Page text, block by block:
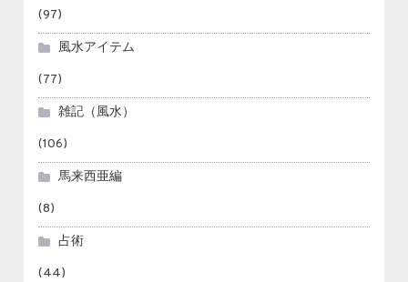
(97)
風水アイテム
(77)
雑記（風水）
(106)
馬来西亜編
(8)
占術
(44)